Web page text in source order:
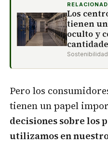
Los
tienen
oculto y
Sostenibilidad
Pero los
tienen un papel
decisiones sobre los
utilizamos en